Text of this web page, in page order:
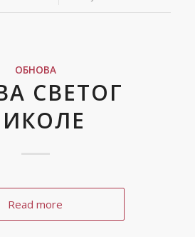
ОБНОВА
СВЕТОГ
Read more